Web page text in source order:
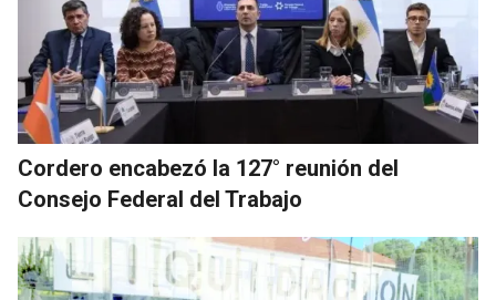
Cordero encabezó la 127° reunión del
Consejo Federal del Trabajo